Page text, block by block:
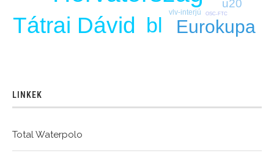
Tátrai Dávid bl Eurokupa
u20
vlv-interjú OSC-FTC
LINKEK
Total Waterpolo